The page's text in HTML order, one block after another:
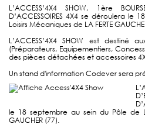
L’ACCESS’4X4 SHOW, 1ère
D’ACCESSOIRES 4X4 se déroulera
Loisirs Mécaniques de LA FERTE
L’ACCESS’4X4 SHOW est destiné
(Préparateurs, Equipementiers,
des pièces détachées et accessoires
Un stand d'information Codever sera
le 18 septembre au sein du Pôle de
GAUCHER (77).